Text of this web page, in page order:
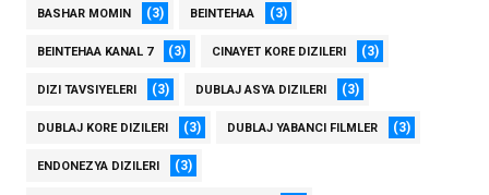
BASHAR MOMIN (3) BEINTEHAA (3)
BEINTEHAA KANAL 7 (3) CINAYET KORE DIZILERI (3)
DIZI TAVSIYELERI (3) DUBLAJ ASYA DIZILERI (3)
DUBLAJ KORE DIZILERI (3) DUBLAJ YABANCI FILMLER (3)
ENDONEZYA DIZILERI (3)